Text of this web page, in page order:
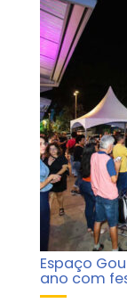
Espaço
ano com